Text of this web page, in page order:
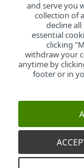
and serve you
collection of
decline
essential
clicking
withdraw your
anytime by
footer or in